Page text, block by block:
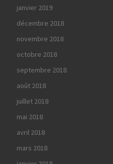
janvier 2019
décembre 2018
novembre 2018
octobre 2018
septembre 2018
août 2018
juillet 2018
mai 2018
avril 2018
mars 2018